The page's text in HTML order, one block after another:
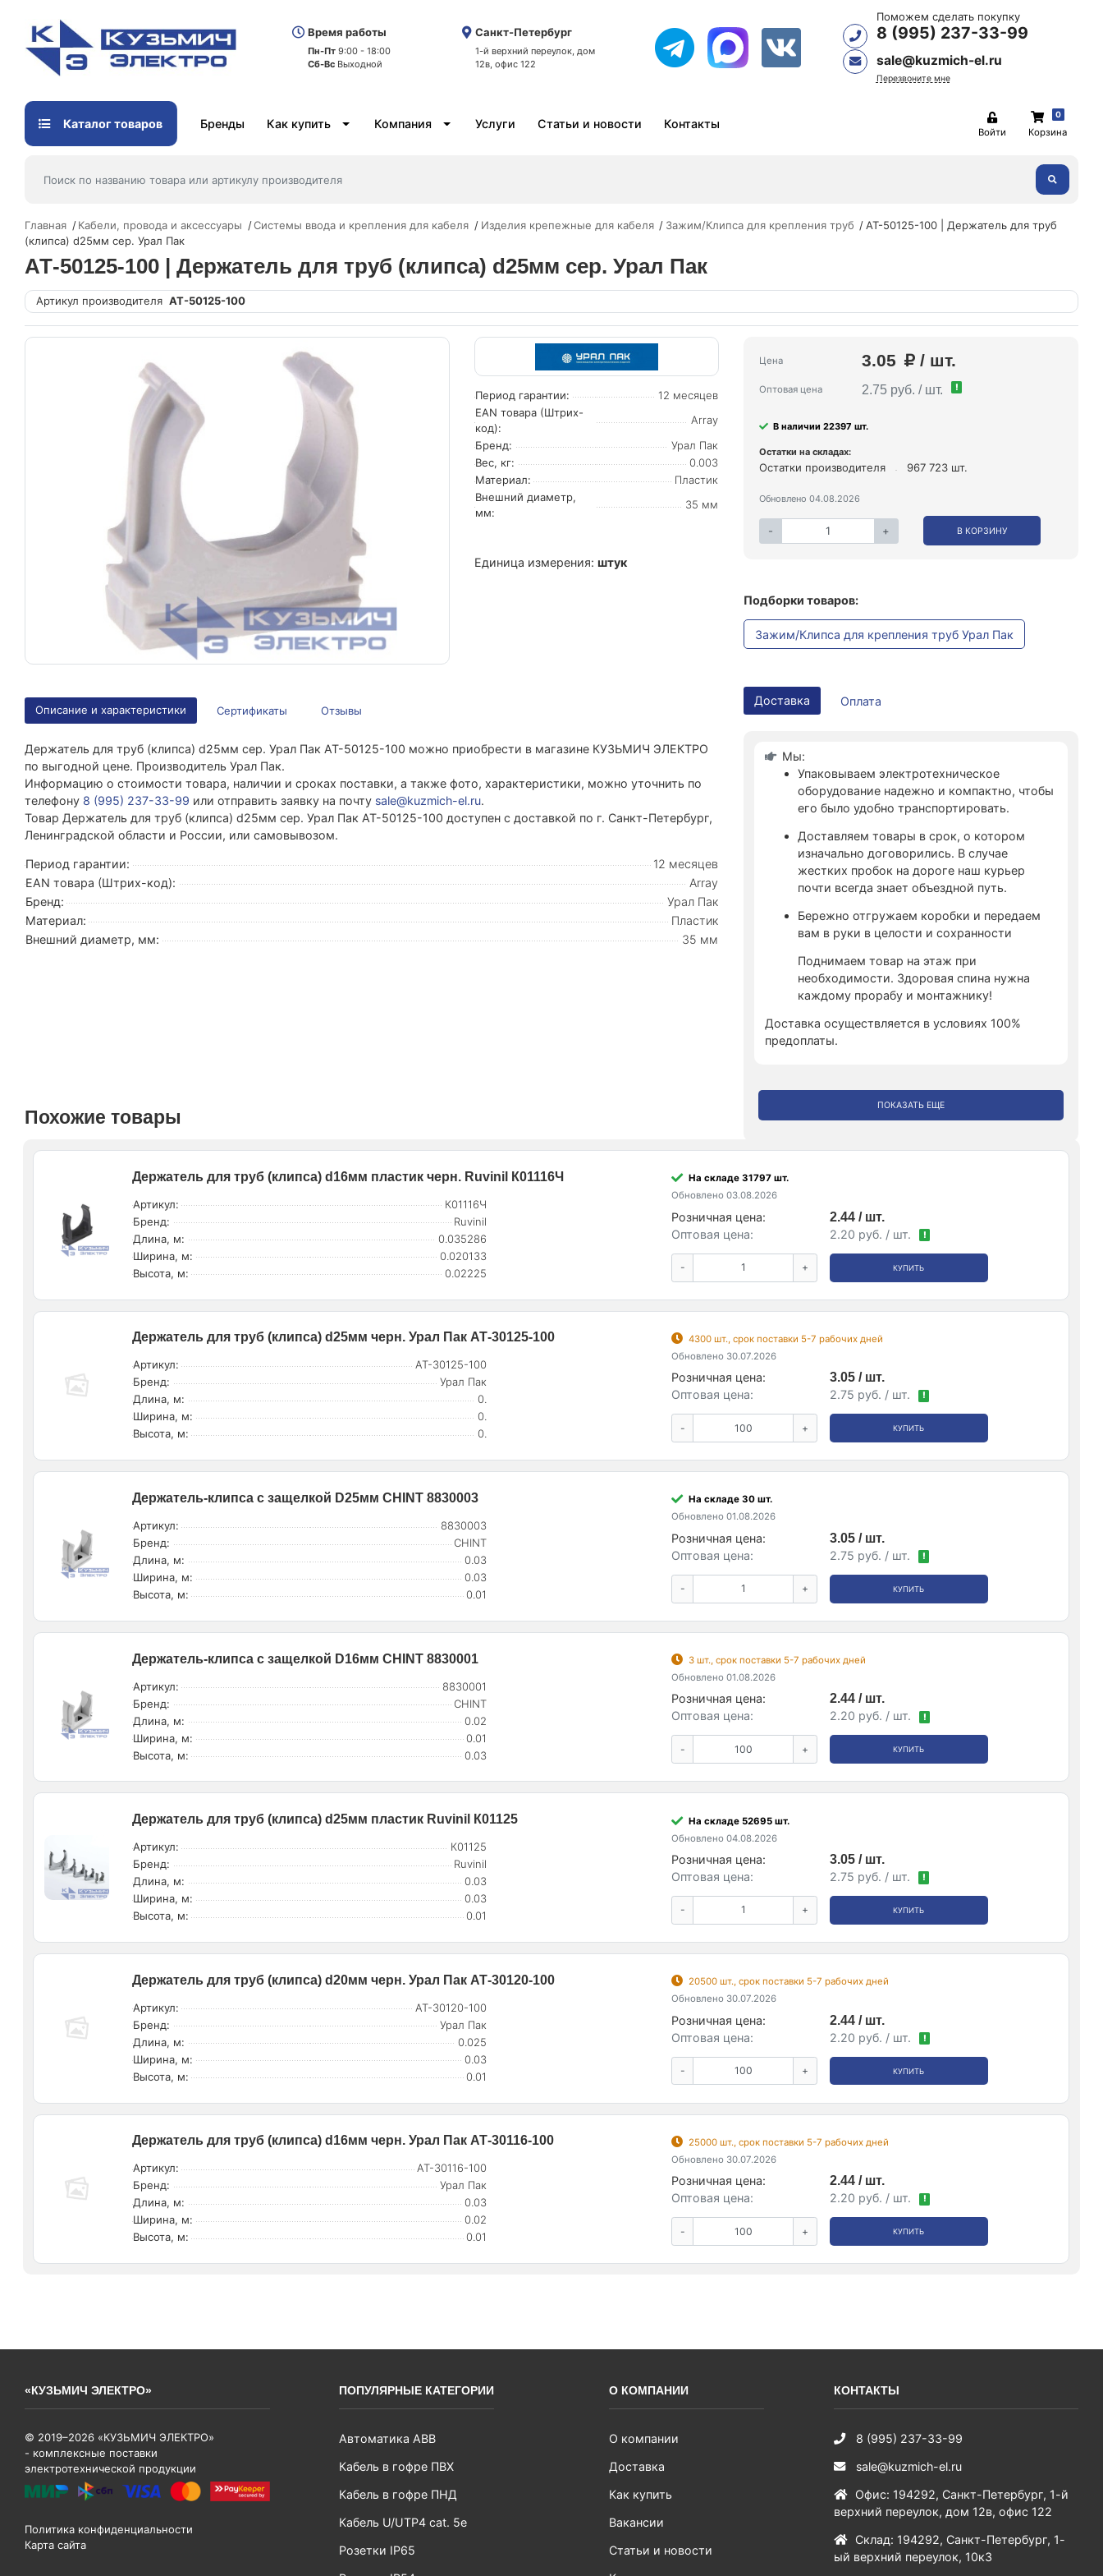
Время работы
Пн-Пт 9:00 - 18:00
Сб-Вс Выходной
Санкт-Петербург
1-й верхний переулок, дом
12в, офис 122
Поможем сделать покупку
8 (995) 237-33-99
sale@kuzmich-el.ru
Перезвоните мне
Каталог товаров Бренды Как купить Компания Услуги Статьи и новости Контакты
Войти
0
Корзина
Главная Кабели, провода и аксессуары Системы ввода и крепления для кабеля Изделия крепежные для кабеля Зажим/Клипса для крепления труб
АТ-50125-100 | Держатель для труб
(клипса) d25мм сер. Урал Пак
АТ-50125-100 | Держатель для труб (клипса) d25мм сер. Урал Пак
Артикул производителя АТ-50125-100
Период гарантии:
12 месяцев
EAN товара (Штрих-
код):
Array
Бренд:
Урал Пак
Вес, кг:
0.003
Материал:
Пластик
Внешний диаметр,
мм:
35 мм
Единица измерения: штук
Цена 3.05 / шт.
Оптовая цена 2.75 руб. / шт. !
В наличии 22397 шт.
Остатки на складах:
Остатки производителя 967 723 шт.
Обновлено 04.08.2026
- + В КОРЗИНУ
Подборки товаров:
Зажим/Клипса для крепления труб Урал Пак
Доставка Оплата
Мы:
Упаковываем электротехническое
оборудование надежно и компактно, чтобы
его было удобно транспортировать.
Доставляем товары в срок, о котором
изначально договорились. В случае
жестких пробок на дороге наш курьер
почти всегда знает объездной путь.
Бережно отгружаем коробки и передаем
вам в руки в целости и сохранности
Поднимаем товар на этаж при
необходимости. Здоровая спина нужна
каждому прорабу и монтажнику!
Доставка осуществляется в условиях 100%
предоплаты.
ПОКАЗАТЬ ЕЩЕ
Описание и характеристики Сертификаты Отзывы
Держатель для труб (клипса) d25мм сер. Урал Пак АТ-50125-100 можно приобрести в магазине КУЗЬМИЧ ЭЛЕКТРО
по выгодной цене. Производитель Урал Пак.
Информацию о стоимости товара, наличии и сроках поставки, а также фото, характеристики, можно уточнить по
телефону 8 (995) 237-33-99 или отправить заявку на почту sale@kuzmich-el.ru.
Товар Держатель для труб (клипса) d25мм сер. Урал Пак АТ-50125-100 доступен с доставкой по г. Санкт-Петербург,
Ленинградской области и России, или самовывозом.
Период гарантии:
12 месяцев
EAN товара (Штрих-код):
Array
Бренд:
Урал Пак
Материал:
Пластик
Внешний диаметр, мм:
35 мм
Похожие товары
Держатель для труб (клипса) d16мм пластик черн. Ruvinil К01116Ч
Артикул:
К01116Ч
Бренд:
Ruvinil
Длина, м:
0.035286
Ширина, м:
0.020133
Высота, м:
0.02225
На складе 31797 шт.
Обновлено 03.08.2026
Розничная цена:
2.44 / шт.
Оптовая цена:
2.20 руб. / шт. !
- + КУПИТЬ
Держатель для труб (клипса) d25мм черн. Урал Пак АТ-30125-100
Артикул:
АТ-30125-100
Бренд:
Урал Пак
Длина, м:
0.
Ширина, м:
0.
Высота, м:
0.
4300 шт., срок поставки 5-7 рабочих дней
Обновлено 30.07.2026
Розничная цена:
3.05 / шт.
Оптовая цена:
2.75 руб. / шт. !
- + КУПИТЬ
Держатель-клипса с защелкой D25мм CHINT 8830003
Артикул:
8830003
Бренд:
CHINT
Длина, м:
0.03
Ширина, м:
0.03
Высота, м:
0.01
На складе 30 шт.
Обновлено 01.08.2026
Розничная цена:
3.05 / шт.
Оптовая цена:
2.75 руб. / шт. !
- + КУПИТЬ
Держатель-клипса с защелкой D16мм CHINT 8830001
Артикул:
8830001
Бренд:
CHINT
Длина, м:
0.02
Ширина, м:
0.01
Высота, м:
0.03
3 шт., срок поставки 5-7 рабочих дней
Обновлено 01.08.2026
Розничная цена:
2.44 / шт.
Оптовая цена:
2.20 руб. / шт. !
- + КУПИТЬ
Держатель для труб (клипса) d25мм пластик Ruvinil К01125
Артикул:
К01125
Бренд:
Ruvinil
Длина, м:
0.03
Ширина, м:
0.03
Высота, м:
0.01
На складе 52695 шт.
Обновлено 04.08.2026
Розничная цена:
3.05 / шт.
Оптовая цена:
2.75 руб. / шт. !
- + КУПИТЬ
Держатель для труб (клипса) d20мм черн. Урал Пак АТ-30120-100
Артикул:
АТ-30120-100
Бренд:
Урал Пак
Длина, м:
0.025
Ширина, м:
0.03
Высота, м:
0.01
20500 шт., срок поставки 5-7 рабочих дней
Обновлено 30.07.2026
Розничная цена:
2.44 / шт.
Оптовая цена:
2.20 руб. / шт. !
- + КУПИТЬ
Держатель для труб (клипса) d16мм черн. Урал Пак АТ-30116-100
Артикул:
АТ-30116-100
Бренд:
Урал Пак
Длина, м:
0.03
Ширина, м:
0.02
Высота, м:
0.01
25000 шт., срок поставки 5-7 рабочих дней
Обновлено 30.07.2026
Розничная цена:
2.44 / шт.
Оптовая цена:
2.20 руб. / шт. !
- + КУПИТЬ
«КУЗЬМИЧ ЭЛЕКТРО»
© 2019–2026 «КУЗЬМИЧ ЭЛЕКТРО»
- комплексные поставки
электротехнической продукции
Политика конфиденциальности
Карта сайта
ПОПУЛЯРНЫЕ КАТЕГОРИИ
Автоматика ABB
Кабель в гофре ПВХ
Кабель в гофре ПНД
Кабель U/UTP4 cat. 5e
Розетки IP65
О КОМПАНИИ
О компании
Доставка
Как купить
Вакансии
Статьи и новости
КОНТАКТЫ
8 (995) 237-33-99
sale@kuzmich-el.ru
Офис: 194292, Санкт-Петербург, 1-й
верхний переулок, дом 12в, офис 122
Склад: 194292, Санкт-Петербург, 1-
ый верхний переулок, 10к3